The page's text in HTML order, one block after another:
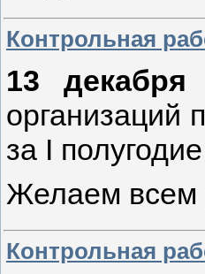
Контрольная
13 декабря
организаций
за I
Желаем всем
Контрольная